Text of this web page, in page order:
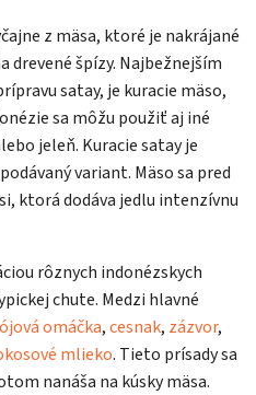
z mäsa, ktoré je nakrájané
drevené špízy. Najbežnejším
satay, je kuracie mäso,
sa môžu použiť aj iné
jeleň. Kuracie satay je
variant. Mäso sa pred
ktorá dodáva jedlu intenzívnu
rôznych indonézskych
chute. Medzi hlavné
omáčka,cesnak, zázvor,
mlieko. Tieto prísady sa
nanáša na kúsky mäsa.